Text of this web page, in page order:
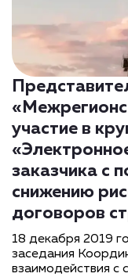
участие в
заказчика с
снижению
договоров
18 декабря 2019
заседания
взаимодействия с